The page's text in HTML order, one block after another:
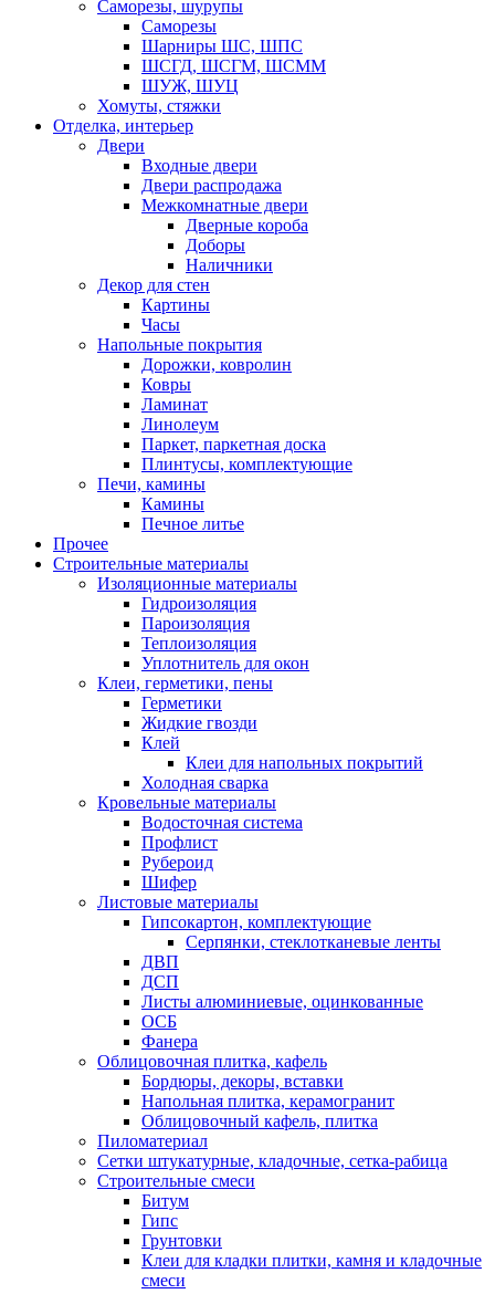
Саморезы, шурупы
Саморезы
Шарниры ШС, ШПС
ШСГД, ШСГМ, ШСММ
ШУЖ, ШУЦ
Хомуты, стяжки
Отделка, интерьер
Двери
Входные двери
Двери распродажа
Межкомнатные двери
Дверные короба
Доборы
Наличники
Декор для стен
Картины
Часы
Напольные покрытия
Дорожки, ковролин
Ковры
Ламинат
Линолеум
Паркет, паркетная доска
Плинтусы, комплектующие
Печи, камины
Камины
Печное литье
Прочее
Строительные материалы
Изоляционные материалы
Гидроизоляция
Пароизоляция
Теплоизоляция
Уплотнитель для окон
Клеи, герметики, пены
Герметики
Жидкие гвозди
Клей
Клеи для напольных покрытий
Холодная сварка
Кровельные материалы
Водосточная система
Профлист
Рубероид
Шифер
Листовые материалы
Гипсокартон, комплектующие
Серпянки, стеклотканевые ленты
ДВП
ДСП
Листы алюминиевые, оцинкованные
ОСБ
Фанера
Облицовочная плитка, кафель
Бордюры, декоры, вставки
Напольная плитка, керамогранит
Облицовочный кафель, плитка
Пиломатериал
Сетки штукатурные, кладочные, сетка-рабица
Строительные смеси
Битум
Гипс
Грунтовки
Клеи для кладки плитки, камня и кладочные
смеси